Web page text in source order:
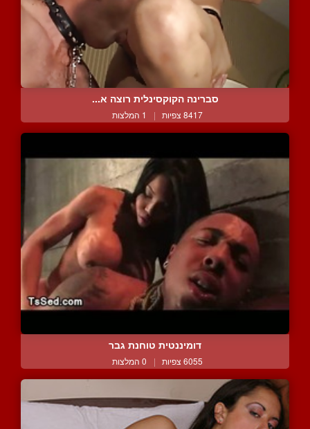
סברינה הקוקסינלית רוצה א...
8417 צפיות | 1 המלצות
דומיננטית טוחנת גבר
6055 צפיות | 0 המלצות